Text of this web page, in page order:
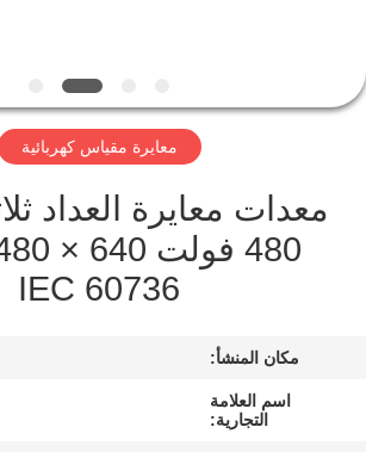
الجودة
اطلب
اقتباس
معايرة مقياس كهربائية
معدات معايرة العداد
IEC 60736
مكان المنشأ:
اسم العلامة
التجارية: